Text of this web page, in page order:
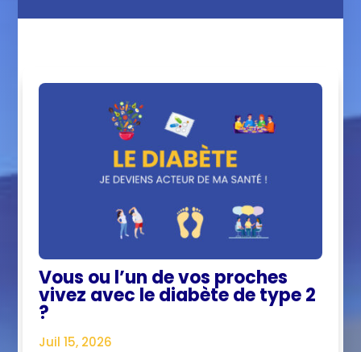
Vous ou l’un de vos proches
vivez avec le diabète de type 2
?
Juil 15, 2026